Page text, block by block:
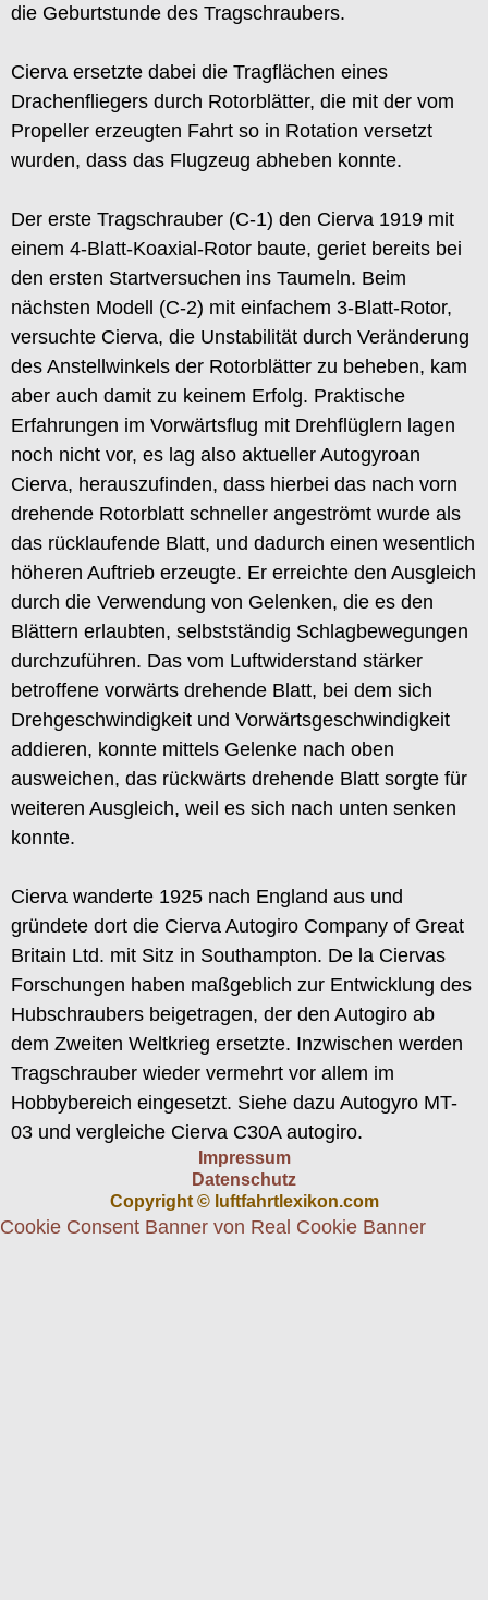
die Geburtstunde des Tragschraubers.
Cierva ersetzte dabei die Tragflächen eines
Drachenfliegers durch Rotorblätter, die mit der vom
Propeller erzeugten Fahrt so in Rotation versetzt
wurden, dass das Flugzeug abheben konnte.
Der erste Tragschrauber (C-1) den Cierva 1919 mit
einem 4-Blatt-Koaxial-Rotor baute, geriet bereits bei
den ersten Startversuchen ins Taumeln. Beim
nächsten Modell (C-2) mit einfachem 3-Blatt-Rotor,
versuchte Cierva, die Unstabilität durch Veränderung
des Anstellwinkels der Rotorblätter zu beheben, kam
aber auch damit zu keinem Erfolg. Praktische
Erfahrungen im Vorwärtsflug mit Drehflüglern lagen
noch nicht vor, es lag also aktueller Autogyroan
Cierva, herauszufinden, dass hierbei das nach vorn
drehende Rotorblatt schneller angeströmt wurde als
das rücklaufende Blatt, und dadurch einen wesentlich
höheren Auftrieb erzeugte. Er erreichte den Ausgleich
durch die Verwendung von Gelenken, die es den
Blättern erlaubten, selbstständig Schlagbewegungen
durchzuführen. Das vom Luftwiderstand stärker
betroffene vorwärts drehende Blatt, bei dem sich
Drehgeschwindigkeit und Vorwärtsgeschwindigkeit
addieren, konnte mittels Gelenke nach oben
ausweichen, das rückwärts drehende Blatt sorgte für
weiteren Ausgleich, weil es sich nach unten senken
konnte.
Cierva wanderte 1925 nach England aus und
gründete dort die Cierva Autogiro Company of Great
Britain Ltd. mit Sitz in Southampton. De la Ciervas
Forschungen haben maßgeblich zur Entwicklung des
Hubschraubers beigetragen, der den Autogiro ab
dem Zweiten Weltkrieg ersetzte. Inzwischen werden
Tragschrauber wieder vermehrt vor allem im
Hobbybereich eingesetzt. Siehe dazu Autogyro MT-
03 und vergleiche Cierva C30A autogiro.
Impressum
Datenschutz
Copyright © luftfahrtlexikon.com
Cookie Consent Banner von Real Cookie Banner